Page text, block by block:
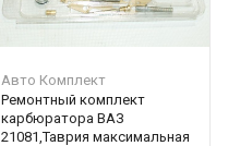
Авто Комплект
Ремонтный комплект
карбюратора ВАЗ
21081,Таврия максимальная